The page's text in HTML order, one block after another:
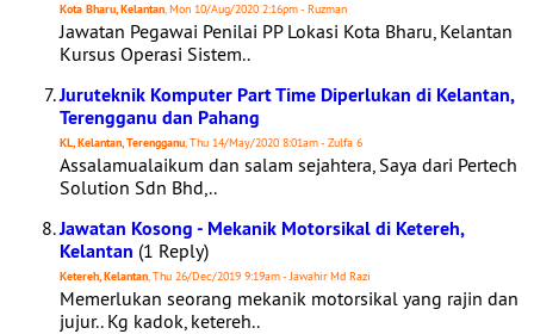
Kota Bharu, Kelantan, Mon 10/Aug/2020 2:16pm - Ruzman
Jawatan Pegawai Penilai PP Lokasi Kota Bharu, Kelantan
Kursus Operasi Sistem..
Juruteknik Komputer Part Time Diperlukan di Kelantan,
Terengganu dan Pahang
KL, Kelantan, Terengganu, Thu 14/May/2020 8:01am - Zulfa 6
Assalamualaikum dan salam sejahtera, Saya dari Pertech
Solution Sdn Bhd,..
Jawatan Kosong - Mekanik Motorsikal di Ketereh,
Kelantan (1 Reply)
Ketereh, Kelantan, Thu 26/Dec/2019 9:19am - Jawahir Md Razi
Memerlukan seorang mekanik motorsikal yang rajin dan
jujur.. Kg kadok, ketereh..